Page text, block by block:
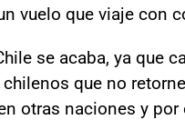
vuelo que viaje con
se acaba, ya que
que no
otras naciones y